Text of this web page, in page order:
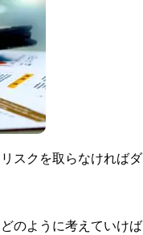
スクを取らなければダ
のように考えていけば